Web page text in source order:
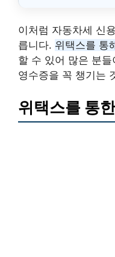
이처럼 자동차세 신
릅니다. 위택스를 통
할 수 있어 많은 분
영수증을 꼭 챙기는
위택스를 통